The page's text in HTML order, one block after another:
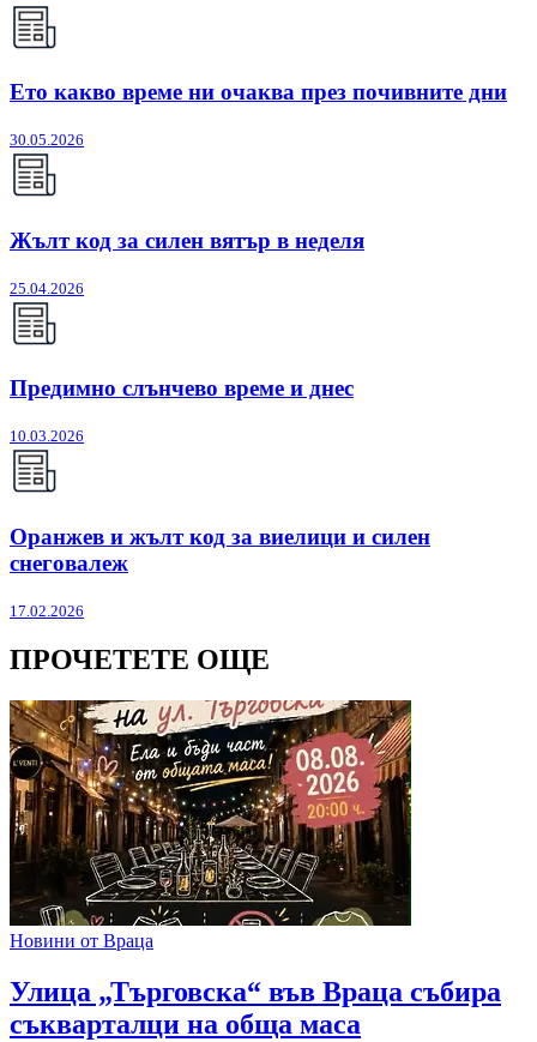
Ето какво време ни очаква през почивните дни
30.05.2026
Жълт код за силен вятър в неделя
25.04.2026
Предимно слънчево време и днес
10.03.2026
Оранжев и жълт код за виелици и силен
снеговалеж
17.02.2026
ПРОЧЕТЕТЕ ОЩЕ
Новини от Враца
Улица „Търговска“ във Враца събира
съкварталци на обща маса